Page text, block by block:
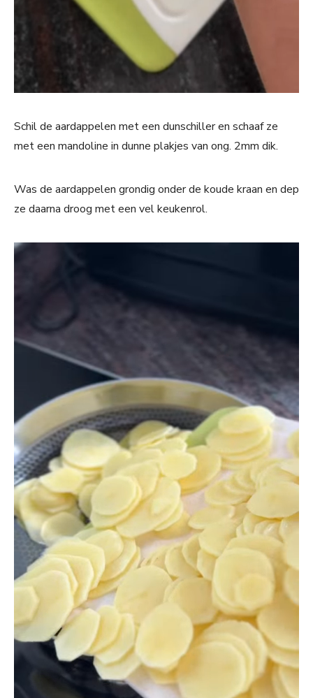
Schil de aardappelen met een dunschiller en schaaf ze
met een mandoline in dunne plakjes van ong. 2mm dik.
Was de aardappelen grondig onder de koude kraan en dep
ze daarna droog met een vel keukenrol.